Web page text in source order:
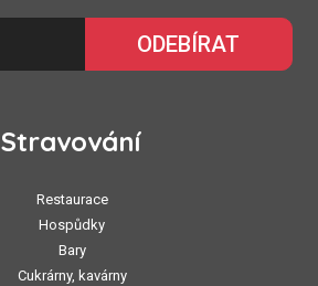
ODEBÍRAT
Stravování
Restaurace
Hospůdky
Bary
Cukrárny, kavárny